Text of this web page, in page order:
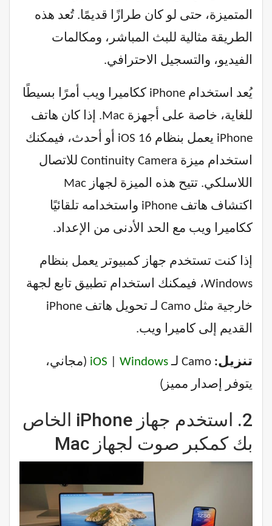
المتميزة، حتى لو كان طرازًا قديمًا. تُعد هذه
الطريقة مثالية للبث المباشر، ومكالمات
الفيديو، والتسجيل الاحترافي.
يُعد استخدام iPhone ككاميرا ويب أمرًا بسيطًا
للغاية، خاصة على أجهزة Mac. إذا كان هاتف
iPhone يعمل بنظام iOS 16 أو أحدث، فيمكنك
استخدام ميزة Continuity Camera للاتصال
اللاسلكي. تتيح هذه الميزة لجهاز Mac
اكتشاف هاتف iPhone واستخدامه تلقائيًا
ككاميرا ويب مع الحد الأدنى من الإعداد.
إذا كنت تستخدم جهاز كمبيوتر يعمل بنظام
Windows، فيمكنك استخدام تطبيق تابع لجهة
خارجية مثل Camo لـ تحويل هاتف iPhone
القديم إلى كاميرا ويب.
تنزيل: iOS Windows
(مجاني،
يتوفر إصدار مميز)
2.
استخدم جهاز iPhone الخاص
بك كمكبر صوت لجهاز Mac